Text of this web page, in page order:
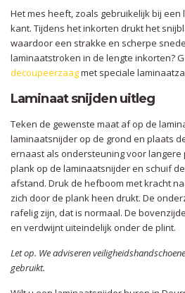
Het mes heeft, zoals gebruikelijk bij
kant. Tijdens het inkorten drukt het
waardoor een strakke en scherpe
laminaatstroken in de lengte inkorten?
decoupeerzaagmet speciale
Laminaat snijden uitleg
Teken de gewenste maat af op de
laminaatsnijder op de grond en plaats
ernaast als ondersteuning voor langere
plank op de laminaatsnijder en schuif
afstand. Druk de hefboom met kracht
zich door de plank heen drukt. De
rafelig zijn, dat is normaal. De
en verdwijnt uiteindelijk onder de plint.
Let op. We adviseren
gebruikt.